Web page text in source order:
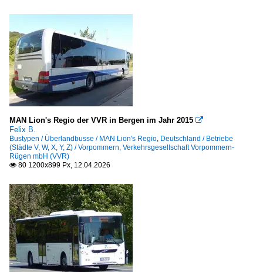
Setra S 400er-Serie
Setra S 400er-Serie NF
Setra S 500er Serie (LE)
Volvo 8700
Volvo 8900
Deutschland
Betriebe (Städte M, N, O)
München, FlixBus GmbH
Bushaltestellen
Alle Regionen
MAN Lion's Regio der VVR in Bergen im Jahr 2015 
Felix B.
Bustypen / Überlandbusse / MAN Lion's Regio, Deutschland / Betriebe
(Städte V, W, X, Y, Z) / Vorpommern, Verkehrsgesellschaft Vorpommern-
Rügen mbH (VVR)
 80 1200x899 Px, 12.04.2026